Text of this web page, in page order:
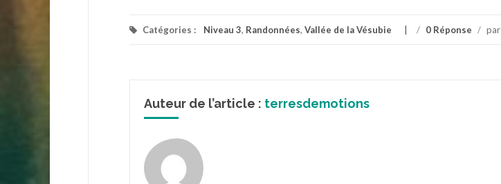
Catégories : Niveau 3, Randonnées, Vallée de la Vésubie / 0 Réponse / par
Auteur de l’article : terresdemotions